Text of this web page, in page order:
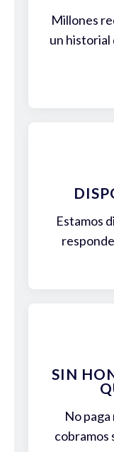
Millones
un historial
Estamos
SIN
No
cobramos